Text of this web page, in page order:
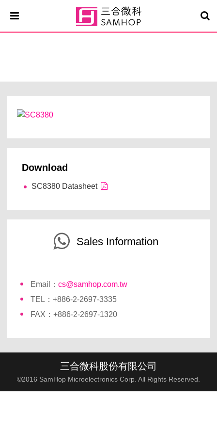
Download
SC8380 Datasheet
Sales Information
Email： cs@samhop.com.tw
TEL：+886-2-2697-3335
FAX：+886-2-2697-1320
三合微科股份有限公司
©2016 SamHop Microelectronics Corp. All Rights Reserved.